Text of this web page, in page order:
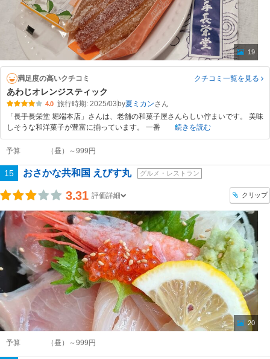
19
満足度の高いクチコミ クチコミ一覧を見る
あわじオレンジスティック
4.0 旅行時期: 2025/03by夏ミカン
「長手長栄堂 堀端本店」さんは、老舗の和菓子屋さんらしい佇まいです。 美味
しそうな和洋菓子が豊富に揃っています。 一番
続きを読む
予算 （昼）～999円
15 おさかな共和国 えびす丸 グルメ・レストラン
3.31 評価詳細 クリップ
20
予算 （昼）～999円